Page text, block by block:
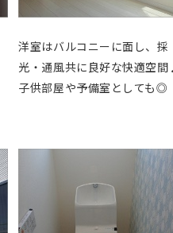
洋室はバルコニーに面し、採
光・通風共に良好な快適空
子供部屋や予備室としても◎